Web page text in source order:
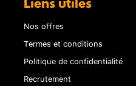
Liens utiles
Nos offres
Termes et conditions
Politique de confidentialité
Recrutement